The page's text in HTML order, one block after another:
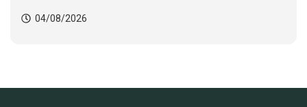
04/08/2026